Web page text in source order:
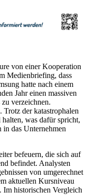
von einer Kooperation
Medienbriefing, dass
hatte nach einem
Jahr einen massiven
verzeichnen.
der katastrophalen
was dafür spricht,
in das Unternehmen
befeuern, die sich auf
befindet. Analysten
von umgerechnet
aktuellen Kursniveau
historischen Vergleich